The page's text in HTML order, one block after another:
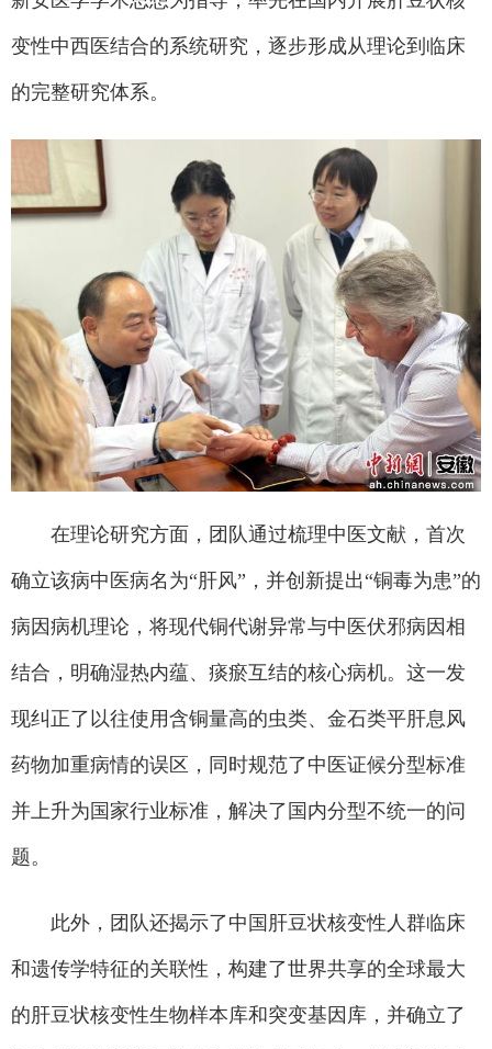
变性中西医结合的系统研究，逐步形成从理论到临床
的完整研究体系。
在理论研究方面，团队通过梳理中医文献，首次
确立该病中医病名为“肝风”，并创新提出“铜毒为患”的
病因病机理论，将现代铜代谢异常与中医伏邪病因相
结合，明确湿热内蕴、痰瘀互结的核心病机。这一发
现纠正了以往使用含铜量高的虫类、金石类平肝息风
药物加重病情的误区，同时规范了中医证候分型标准
并上升为国家行业标准，解决了国内分型不统一的问
题。
此外，团队还揭示了中国肝豆状核变性人群临床
和遗传学特征的关联性，构建了世界共享的全球最大
的肝豆状核变性生物样本库和突变基因库，并确立了